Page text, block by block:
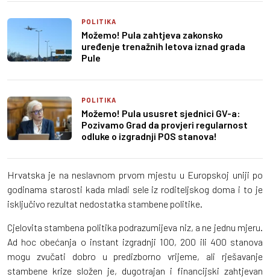
POLITIKA
Možemo! Pula zahtjeva zakonsko
uređenje trenažnih letova iznad grada
Pule
POLITIKA
Možemo! Pula ususret sjednici GV-a:
Pozivamo Grad da provjeri regularnost
odluke o izgradnji POS stanova!
Hrvatska je na neslavnom prvom mjestu u Europskoj uniji po
godinama starosti kada mladi sele iz roditeljskog doma i to je
isključivo rezultat nedostatka stambene politike.
Cjelovita stambena politika podrazumijeva niz, a ne jednu mjeru.
Ad hoc obećanja o instant izgradnji 100, 200 ili 400 stanova
mogu zvučati dobro u predizborno vrijeme, ali rješavanje
stambene krize složen je, dugotrajan i financijski zahtjevan